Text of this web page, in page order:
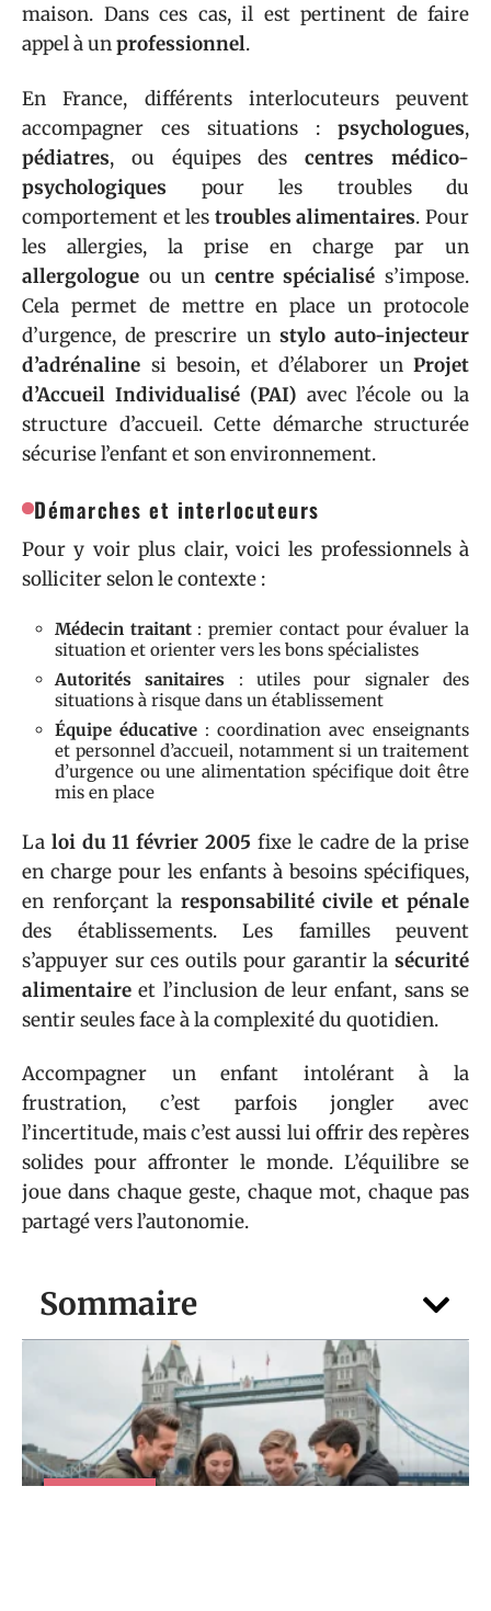
Sommaire
VOTRE FOYER
maison. Dans ces cas, il est pertinent de faire
appel à unprofessionnel.
En France, différents interlocuteurs peuvent
accompagner ces situations : psychologues,
pédiatres, ou équipes descentres médico-
psychologiques pour les troubles du
comportement et les troubles alimentaires. Pour
les allergies, la prise en charge par un
allergologue ou un centre spécialisé s’impose.
Cela permet de mettre en place un protocole
d’urgence, de prescrire un stylo auto-injecteur
d’adrénaline si besoin, et d’élaborer un Projet
d’Accueil Individualisé (PAI) avec l’école ou la
structure d’accueil. Cette démarche structurée
sécurise l’enfant et son environnement.
Démarches et interlocuteurs
Pour y voir plus clair, voici les professionnels à
solliciter selon le contexte :
Médecin traitant: premier contact pour évaluer la
situation et orienter vers les bons spécialistes
Autorités sanitaires : utiles pour signaler des
situations à risque dans un établissement
Équipe éducative : coordination avec enseignants
et personnel d’accueil, notamment si un traitement
d’urgence ou une alimentation spécifique doit être
mis en place
La loi du 11 février 2005 fixe le cadre de la prise
en charge pour les enfants à besoins spécifiques,
en renforçant la responsabilité civile et pénale
des établissements. Les familles peuvent
s’appuyer sur ces outils pour garantir la sécurité
alimentaire et l’inclusion de leur enfant, sans se
sentir seules face à la complexité du quotidien.
Accompagner un enfant intolérant à la
frustration, c’est parfois jongler avec
l’incertitude, mais c’est aussi lui offrir des repères
solides pour affronter le monde. L’équilibre se
joue dans chaque geste, chaque mot, chaque pas
partagé vers l’autonomie.